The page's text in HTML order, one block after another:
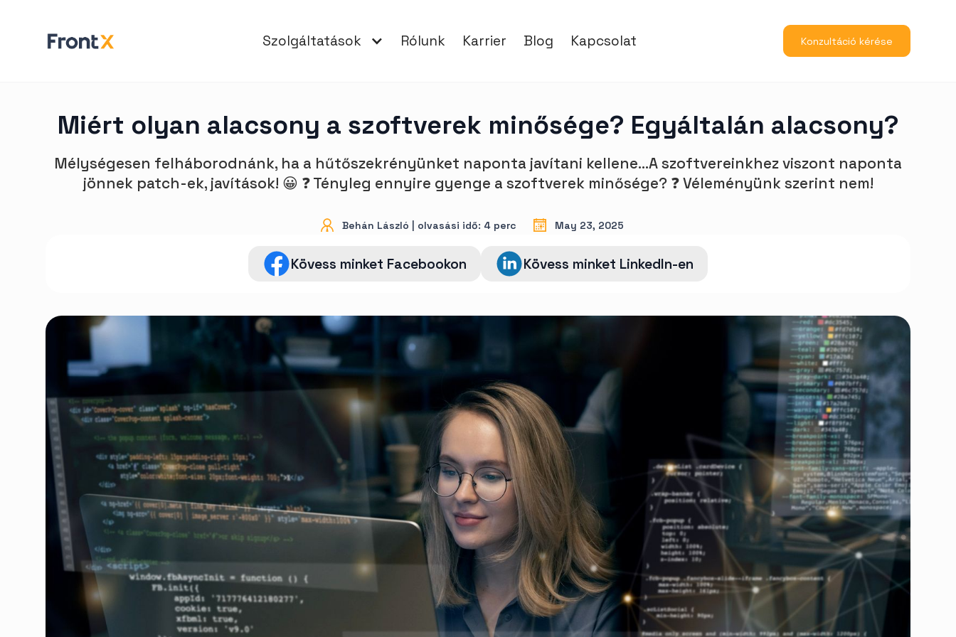
Szolgáltatások Rólunk Karrier Blog Kapcsolat Konzultáció kérése
Miért olyan alacsony a szoftverek minősége? Egyáltalán alacsony?
Mélységesen felháborodnánk, ha a hűtőszekrényünket naponta javítani kellene...A szoftvereinkhez viszont naponta
jönnek patch-ek, javítások! 😀 ❓ Tényleg ennyire gyenge a szoftverek minősége? ❓ Véleményünk szerint nem!
Behán László | olvasási idő: 4 perc May 23, 2025
Kövess minket Facebookon Kövess minket LinkedIn-en